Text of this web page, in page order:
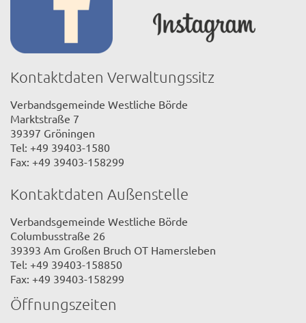
Kontaktdaten Verwaltungssitz
Verbandsgemeinde Westliche Börde
Marktstraße 7
39397 Gröningen
Tel: +49 39403-1580
Fax: +49 39403-158299
Kontaktdaten Außenstelle
Verbandsgemeinde Westliche Börde
Columbusstraße 26
39393 Am Großen Bruch OT Hamersleben
Tel: +49 39403-158850
Fax: +49 39403-158299
Öffnungszeiten